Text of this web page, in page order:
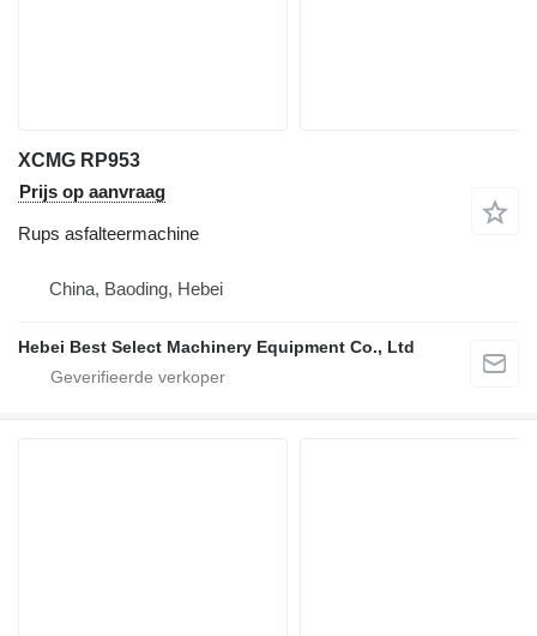
XCMG RP953
Prijs op aanvraag
Rups asfalteermachine
China, Baoding, Hebei
Hebei Best Select Machinery Equipment Co., Ltd